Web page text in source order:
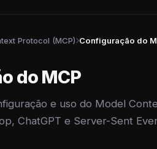
Protocol (MCP) Configuração do
do MCP
e uso do Model
ChatGPT e Server-Sent